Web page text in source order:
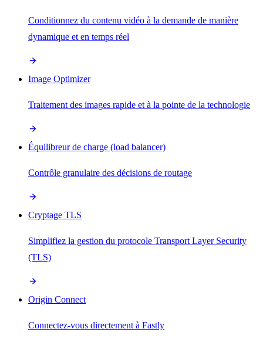
Conditionnez du contenu vidéo à la demande de manière
dynamique et en temps réel
Image Optimizer
Traitement des images rapide et à la pointe de la technologie
Équilibreur de charge (load balancer)
Contrôle granulaire des décisions de routage
Cryptage TLS
Simplifiez la gestion du protocole Transport Layer Security
(TLS)
Origin Connect
Connectez-vous directement à Fastly